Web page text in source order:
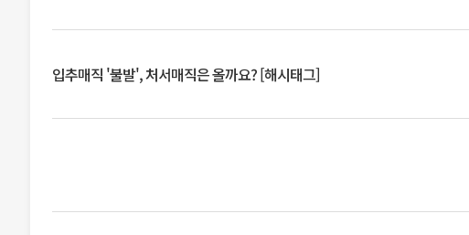
입추매직 '불발', 처서매직은 올까요? [해시태그]